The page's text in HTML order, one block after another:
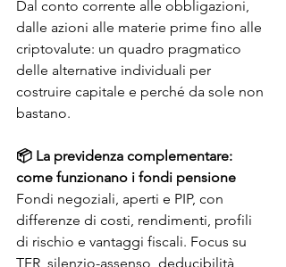
Dal conto corrente alle obbligazioni,
dalle azioni alle materie prime fino alle
criptovalute: un quadro pragmatico
delle alternative individuali per
costruire capitale e perché da sole non
bastano.
📦 La previdenza complementare:
come funzionano i fondi pensione
Fondi negoziali, aperti e PIP, con
differenze di costi, rendimenti, profili
di rischio e vantaggi fiscali. Focus su
TFR, silenzio-assenso, deducibilità,